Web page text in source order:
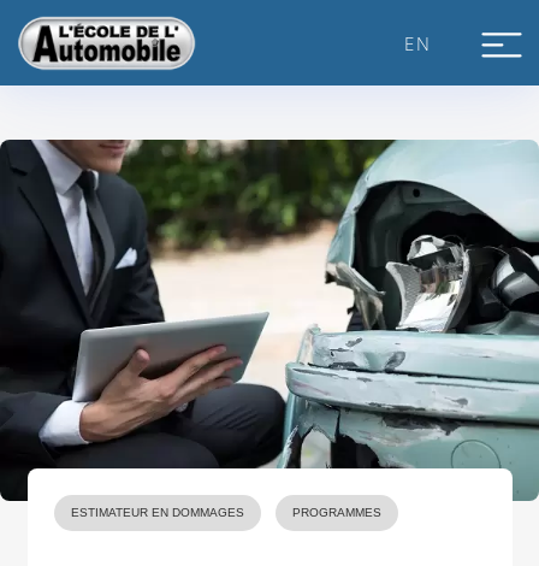
content
EN
ESTIMATEUR EN DOMMAGES PROGRAMMES